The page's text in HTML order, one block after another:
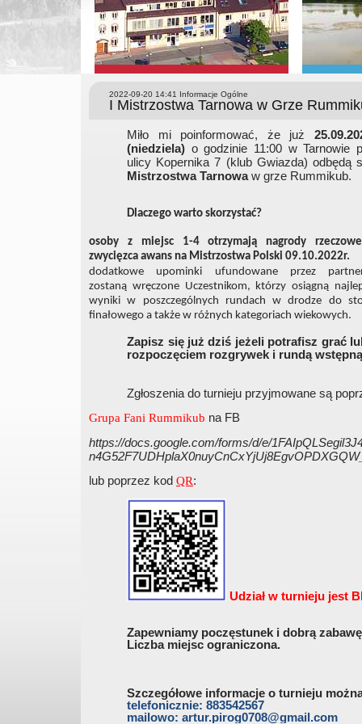
2022-09-20 14:41 Informacje Ogólne
I Mistrzostwa Tarnowa w Grze
Miło mi poinformować, że już
(niedziela) o godzinie 11:00 w Tarnowie
ulicy Kopernika 7 (klub Gwiazda) odbędą
Mistrzostwa Tarnowaw grze Rummikub.
Dlaczego warto skorzystać?
osoby z miejsc 1-4 otrzymają nagrody
zwycięzca awans na Mistrzostwa Polski 09.10.2022r.
dodatkowe upominki ufundowane przez
zostaną wręczone Uczestnikom, którzy osiągną
wyniki w poszczególnych rundach w drodze do
finałowego a także w różnych kategoriach wiekowych.
Zapisz się już dziś jeżeli potrafisz grać
rozpoczęciem rozgrywek i rundą
Zgłoszenia do turnieju przyjmowane są
Grupa Fani Rummikub na FB
https://docs.google.com/forms/d/e/
lub poprzez kod QR:
Udział w turnieju jest
Zapewniamy poczęstunek i dobrą
Liczba miejsc ograniczona.
Szczegółowe informacje o turnieju
telefonicznie: 883542567
mailowo: artur.pirog0708@gmail.com